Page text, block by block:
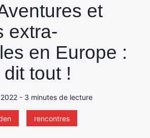
et
extra-
en Europe :
tout !
- 3 minutes de lecture
rencontres